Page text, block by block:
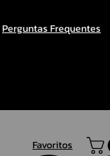
Perguntas Frequentes
Favoritos